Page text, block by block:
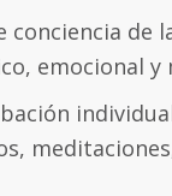
conciencia de
emocional y